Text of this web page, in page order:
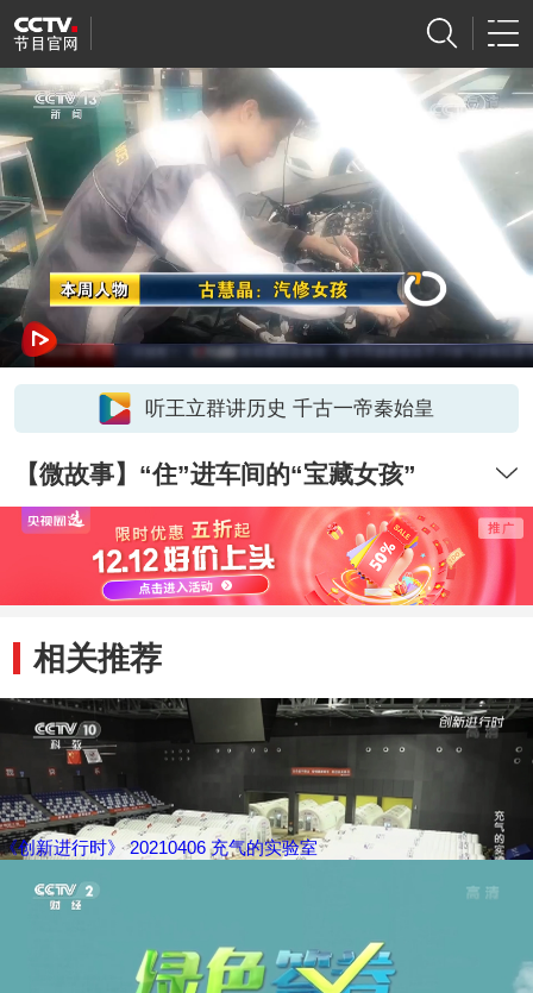
听王立群讲历史 千古一帝秦始皇
【微故事】“住”进车间的“宝藏女孩”
相关推荐
《创新进行时》 20210406 充气的实验室